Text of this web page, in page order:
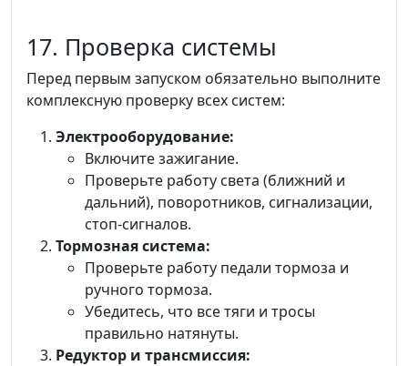
17. Проверка системы
Перед первым запуском обязательно выполните
комплексную проверку всех систем:
Электрооборудование:
Включите зажигание.
Проверьте работу света (ближний и
дальний), поворотников, сигнализации,
стоп-сигналов.
Тормозная система:
Проверьте работу педали тормоза и
ручного тормоза.
Убедитесь, что все тяги и тросы
правильно натянуты.
Редуктор и трансмиссия: